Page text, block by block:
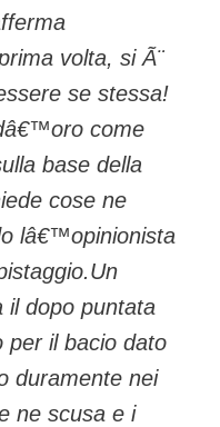
volta, si Ã¨
se stessa!
come
base della
cose ne
lâ€™opinionista
il dopo puntata
per il bacio dato
duramente nei
ne scusa e i